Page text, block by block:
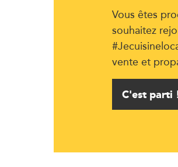
Vous êtes
souhaitez
vente et
C'est parti